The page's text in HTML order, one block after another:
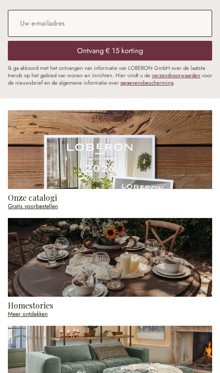
E-mailadres
Ontvang € 15 korting
Ik ga akkoord met het ontvangen van informatie van LOBERON GmbH over de laatste
trends op het gebied van wonen en inrichten. Hier vindt u deverzendvoorwaarden voor
de nieuwsbrief en de algemene informatie overgegevensbescherming.
Onze catalogi
Gratis voorbestellen
Homestories
Meer ontdekken